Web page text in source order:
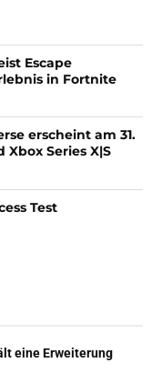
Escape
in Fortnite
erscheint am 31.
Xbox Series X|S
Test
eine Erweiterung